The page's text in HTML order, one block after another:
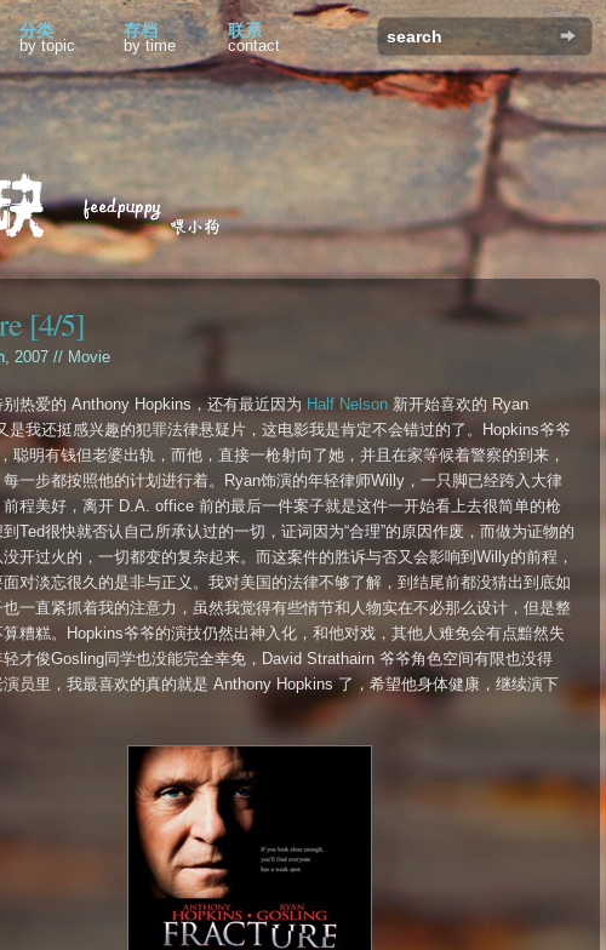
分类
by topic
存档
by time
联系
contact
[4/5]
2007 // Movie
热爱的 Anthony Hopkins，还有最近因为 Half Nelson新开始喜欢的 Ryan
是我还挺感兴趣的犯罪法律悬疑片，这电影我是肯定不会错过的了。Hopkins爷爷
聪明有钱但老婆出轨，而他，直接一枪射向了她，并且在家等候着警察的到来，
一步都按照他的计划进行着。Ryan饰演的年轻律师Willy，一只脚已经跨入大律
前程美好，离开 D.A. office 前的最后一件案子就是这件一开始看上去很简单的枪
Ted很快就否认自己所承认过的一切，证词因为“合理”的原因作废，而做为证物的
开过火的，一切都变的复杂起来。而这案件的胜诉与否又会影响到Willy的前程，
对淡忘很久的是非与正义。我对美国的法律不够了解，到结尾前都没猜出到底如
一直紧抓着我的注意力，虽然我觉得有些情节和人物实在不必那么设计，但是整
糟糕。Hopkins爷爷的演技仍然出神入化，和他对戏，其他人难免会有点黯然失
才俊Gosling同学也没能完全幸免，David Strathairn 爷爷角色空间有限也没得
员里，我最喜欢的真的就是 Anthony Hopkins 了，希望他身体健康，继续演下